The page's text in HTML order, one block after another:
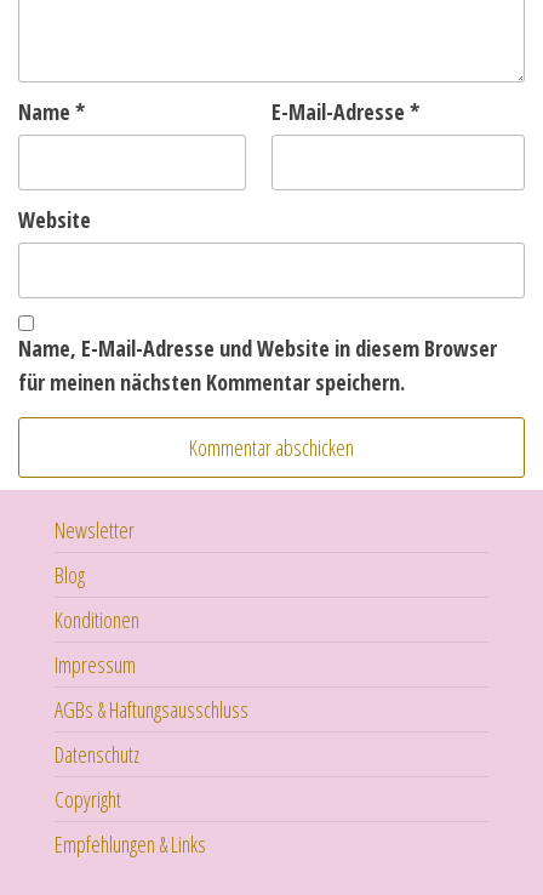
Name * E-Mail-Adresse *
Website
Name, E-Mail-Adresse und Website in diesem Browser
für meinen nächsten Kommentar speichern.
Newsletter
Blog
Konditionen
Impressum
AGBs & Haftungsausschluss
Datenschutz
Copyright
Empfehlungen & Links